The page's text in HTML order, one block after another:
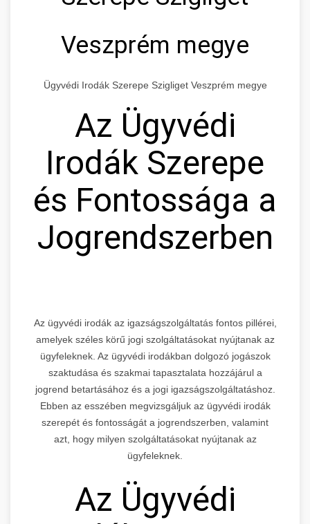
Veszprém megye
Ügyvédi Irodák Szerepe Szigliget Veszprém megye
Az Ügyvédi
Irodák Szerepe
és Fontossága a
Jogrendszerben
Az ügyvédi irodák az igazságszolgáltatás fontos pillérei,
amelyek széles körű jogi szolgáltatásokat nyújtanak az
ügyfeleknek. Az ügyvédi irodákban dolgozó jogászok
szaktudása és szakmai tapasztalata hozzájárul a
jogrend betartásához és a jogi igazságszolgáltatáshoz.
Ebben az esszében megvizsgáljuk az ügyvédi irodák
szerepét és fontosságát a jogrendszerben, valamint
azt, hogy milyen szolgáltatásokat nyújtanak az
ügyfeleknek.
Az Ügyvédi